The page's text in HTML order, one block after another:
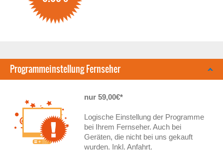
Programmeinstellung Fernseher
nur 59,00€*
Logische Einstellung der Programme
bei Ihrem Fernseher. Auch bei
Geräten, die nicht bei uns gekauft
wurden. Inkl. Anfahrt.